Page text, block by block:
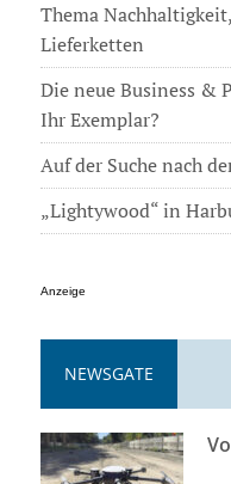
Thema
Lieferketten
Die neue Business &
Ihr Exemplar?
Auf der Suche nach
„Lightywood“ in
Anzeige
NEWSGATE